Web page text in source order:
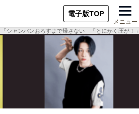
電子版TOP
メニュー
「シャンパンおろすまで帰さない」「とにかく圧が